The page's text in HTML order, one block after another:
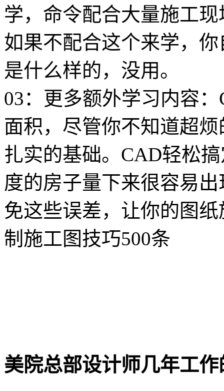
学，命令配合大量施工
如果不配合这个来学，
是什么样的，没用。
03：更多额外学习内容
面积，尽管你不知道超
扎实的基础。CAD轻松
度的房子量下来很容易
免这些误差，让你的图
制施工图技巧500条
美院总部设计师几年工